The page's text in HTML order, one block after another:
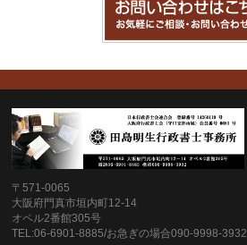
〒571-0065
大阪府門真市垣内町12-14
オペル2番館305号
TEL:06-6901-8885/お急ぎの場合090-9998-3932